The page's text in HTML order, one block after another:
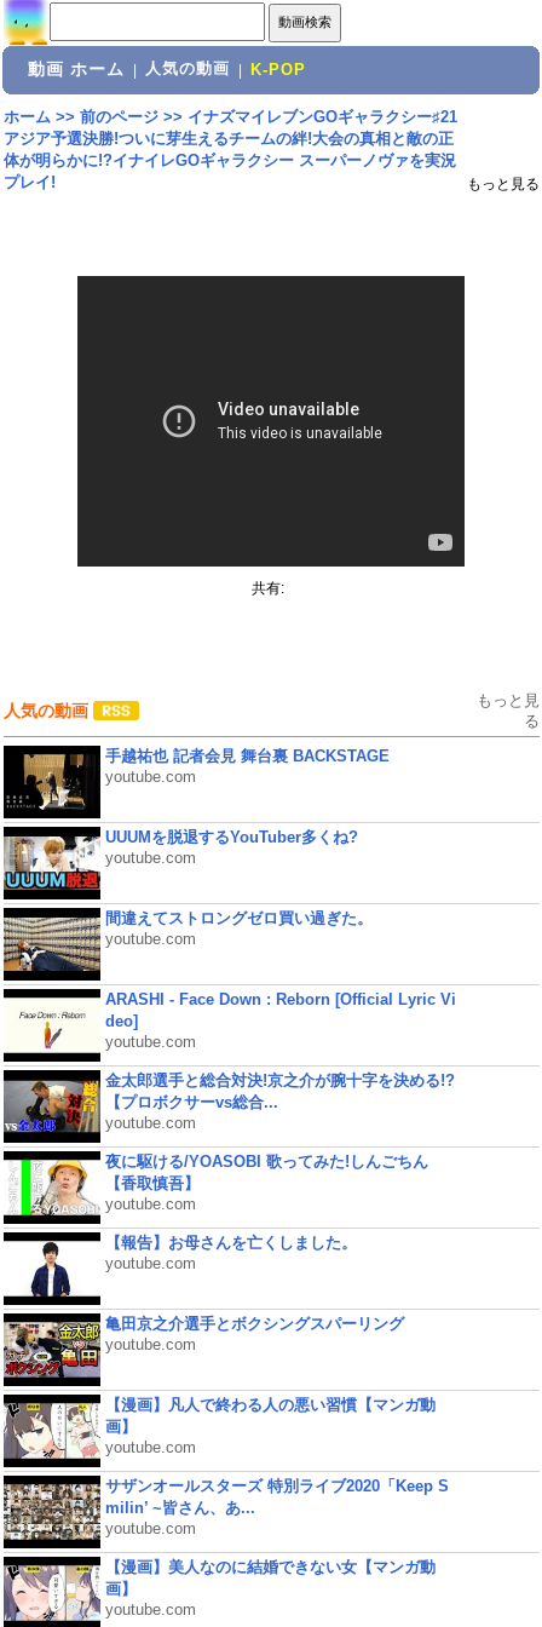
動画 ホーム 人気の動画 K-POP
ホーム>> 前のページ>> イナズマイレブンGOギャラクシー♯21
アジア予選決勝!ついに芽生えるチームの絆!大会の真相と敵の正
体が明らかに!?イナイレGOギャラクシー スーパーノヴァを実況
プレイ!
もっと見る
共有:
人気の動画
もっと見
る
手越祐也 記者会見 舞台裏 BACKSTAGE
youtube.com
UUUMを脱退するYouTuber多くね?
youtube.com
間違えてストロングゼロ買い過ぎた。
youtube.com
ARASHI - Face Down : Reborn [Official Lyric Vi
deo]
youtube.com
金太郎選手と総合対決!京之介が腕十字を決める!?
【プロボクサーvs総合...
youtube.com
夜に駆ける/YOASOBI 歌ってみた!しんごちん
【香取慎吾】
youtube.com
【報告】お母さんを亡くしました。
youtube.com
亀田京之介選手とボクシングスパーリング
youtube.com
【漫画】凡人で終わる人の悪い習慣【マンガ動
画】
youtube.com
サザンオールスターズ 特別ライブ2020「Keep S
milin’ ~皆さん、あ...
youtube.com
【漫画】美人なのに結婚できない女【マンガ動
画】
youtube.com